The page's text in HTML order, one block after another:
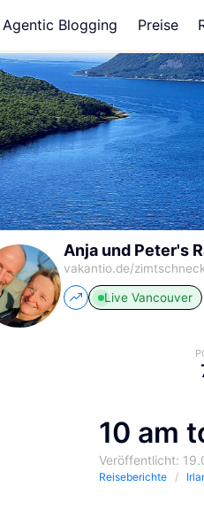
Agentic Blogging Preise
Anja und Peter's
vakantio.de/
Live Vancouver
10 am
Veröffentlicht:
Reiseberichte